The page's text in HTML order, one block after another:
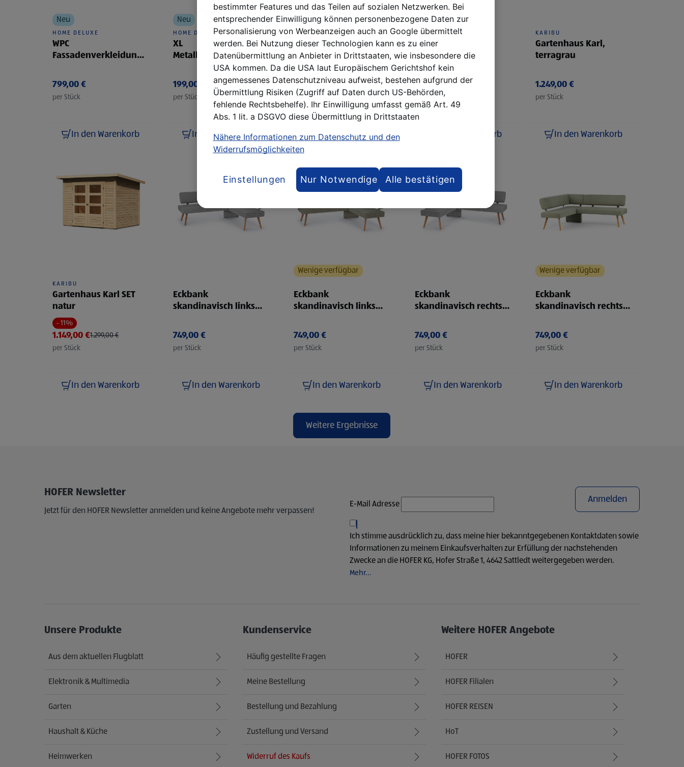
Neu
HOME DELUXE
WPC
Fassadenverkleidung
799,00 €
per Stück
In den Warenkorb
Neu
HOME DELUXE
XL
Metallaufbewahrungs
199,00 €
per Stück
In den Warenkorb
KARIBU
Gartenhaus 19mm
Hybrid Modern
Anthrazit
1.499,00 €
per Stück
In den Warenkorb
KARIBU
Gartenhaus Hybrid
Modern X mit
Anbaudach
1.849,00 €
per Stück
In den Warenkorb
KARIBU
Gartenhaus Karl,
terragrau
1.249,00 €
per Stück
In den Warenkorb
KARIBU
Gartenhaus Karl SET
natur
- 11%
1.149,00 €1.299,00 €
per Stück
In den Warenkorb
Eckbank
skandinavisch links
749,00 €
per Stück
In den Warenkorb
Wenige verfügbar
Eckbank
skandinavisch links
749,00 €
per Stück
In den Warenkorb
Eckbank
skandinavisch rechts
749,00 €
per Stück
In den Warenkorb
Wenige verfügbar
Eckbank
skandinavisch rechts
749,00 €
per Stück
In den Warenkorb
Weitere Ergebnisse
HOFER Newsletter
Jetzt für den HOFER Newsletter anmelden und keine Angebote mehr verpassen!
E-Mail Adresse
Anmelden
Ich stimme ausdrücklich zu, dass meine hier bekanntgegebenen Kontaktdaten sowie
Informationen zu meinem Einkaufsverhalten zur Erfüllung der nachstehenden
Zwecke an die HOFER KG, Hofer Straße 1, 4642 Sattledt weitergegeben werden.
Mehr...
Unsere Produkte
Aus dem aktuellen Flugblatt
Elektronik & Multimedia
Garten
Haushalt & Küche
Heimwerken
Kundenservice
Häufig gestellte Fragen
Meine Bestellung
Bestellung und Bezahlung
Zustellung und Versand
Widerruf des Kaufs
Weitere HOFER Angebote
HOFER
HOFER Filialen
HOFER REISEN
HoT
HOFER FOTOS
bestimmter Features und das Teilen auf sozialen Netzwerken. Bei
entsprechender Einwilligung können personenbezogene Daten zur
Personalisierung von Werbeanzeigen auch an Google übermittelt
werden. Bei Nutzung dieser Technologien kann es zu einer
Datenübermittlung an Anbieter in Drittstaaten, wie insbesondere die
USA kommen. Da die USA laut Europäischem Gerichtshof kein
angemessenes Datenschutzniveau aufweist, bestehen aufgrund der
Übermittlung Risiken (Zugriff auf Daten durch US-Behörden,
fehlende Rechtsbehelfe). Ihr Einwilligung umfasst gemäß Art. 49
Abs. 1 lit. a DSGVO diese Übermittlung in Drittstaaten
Nähere Informationen zum Datenschutz und den
Widerrufsmöglichkeiten
Einstellungen Nur Notwendige Alle bestätigen